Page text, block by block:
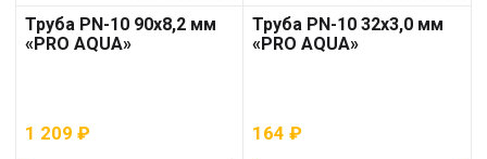
Труба PN-10 90х8,2 мм
«PRO AQUA»
1 209 ₽
Труба PN-10 32х3,0 мм
«PRO AQUA»
164₽